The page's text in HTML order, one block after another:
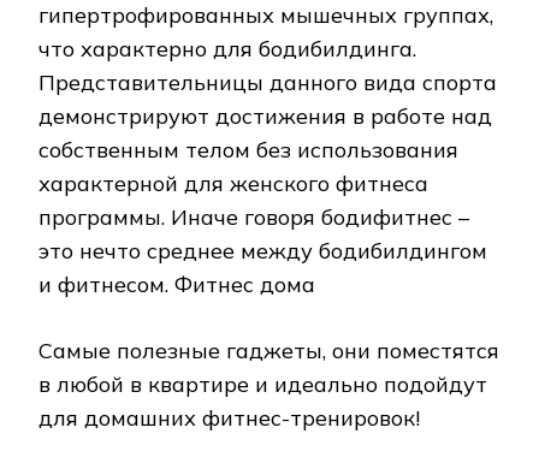
гипертрофированных мышечных группах,
что характерно для бодибилдинга.
Представительницы данного вида спорта
демонстрируют достижения в работе над
собственным телом без использования
характерной для женского фитнеса
программы. Иначе говоря бодифитнес –
это нечто среднее между бодибилдингом
и фитнесом. Фитнес дома
Самые полезные гаджеты, они поместятся
в любой в квартире и идеально подойдут
для домашних фитнес-тренировок!